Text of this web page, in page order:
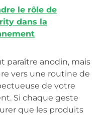
le rôle de
dans la
paraître anodin, mais
vers une routine de
de votre
Si chaque geste
que les produits